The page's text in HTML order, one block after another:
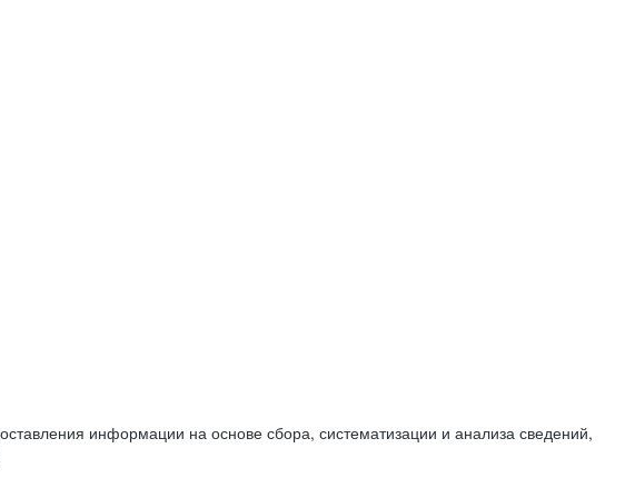
информации на основе сбора, систематизации и анализа сведений,